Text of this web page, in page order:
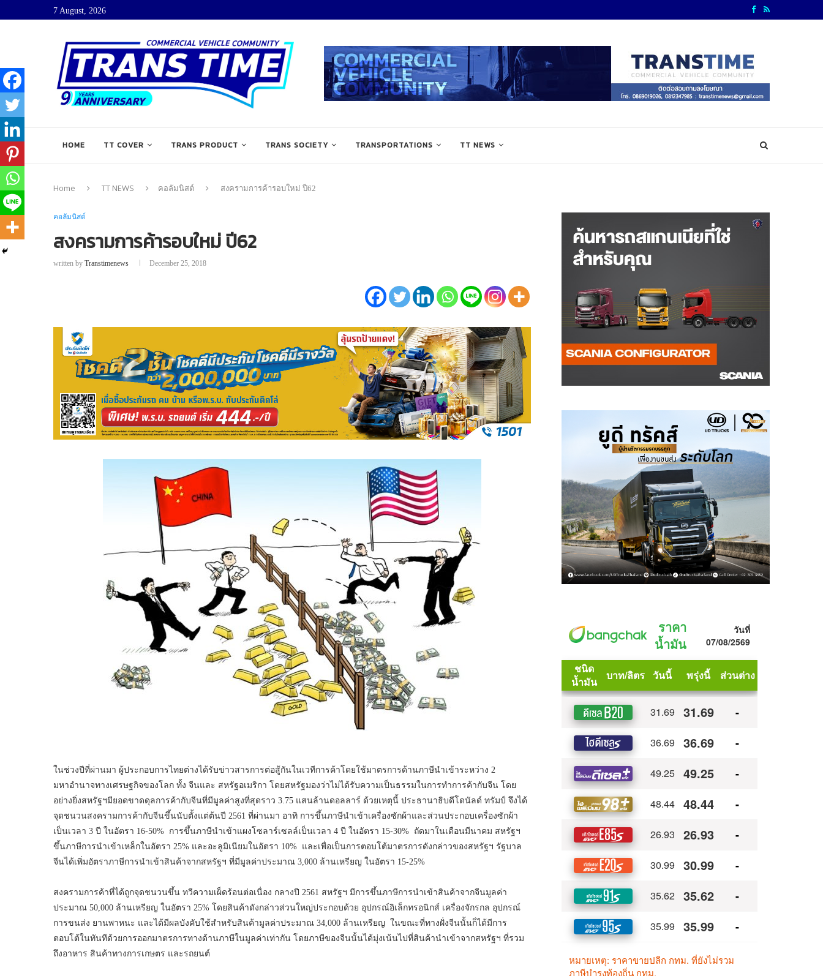
7 August, 2026
HOME TT COVER TRANS PRODUCT TRANS SOCIETY TRANSPORTATIONS TT NEWS
Home TT NEWS คอลัมนิสต์ สงครามการค้ารอบใหม่ ปี62
คอลัมนิสต์
สงครามการค้ารอบใหม่ ปี62
written by Transtimenews December 25, 2018
ในช่วงปีที่ผ่านมา ผู้ประกอบการไทยต่างได้รับข่าวสารการต่อสู้กันในเวทีการค้าโดยใช้มาตรการด้านภาษีนำเข้าระหว่าง 2
มหาอำนาจทางเศรษฐกิจของโลก ทั้ง จีนและ สหรัฐอเมริกา โดยสหรัฐมองว่าไม่ได้รับความเป็นธรรมในการทำการค้ากับจีน โดย
อย่างยิ่งสหรัฐฯมียอดขาดดุลการค้ากับจีนที่มีมูลค่าสูงที่สุดราว 3.75 แสนล้านดอลลาร์ ด้วยเหตุนี้ ประธานาธิบดีโดนัลด์ ทรัมป์ จึงได้
จุดชนวนสงครามการค้ากับจีนขึ้นนับตั้งแต่ต้นปี 2561 ที่ผ่านมา อาทิ การขึ้นภาษีนำเข้าเครื่องซักผ้าและส่วนประกอบเครื่องซักผ้า
เป็นเวลา 3 ปี ในอัตรา 16-50% การขึ้นภาษีนำเข้าแผงโซลาร์เซลล์เป็นเวลา 4 ปี ในอัตรา 15-30% ถัดมาในเดือนมีนาคม สหรัฐฯ
ขึ้นภาษีการนำเข้าเหล็กในอัตรา 25% และอะลูมิเนียมในอัตรา 10% และเพื่อเป็นการตอบโต้มาตรการดังกล่าวของสหรัฐฯ รัฐบาล
จีนได้เพิ่มอัตราภาษีการนำเข้าสินค้าจากสหรัฐฯ ที่มีมูลค่าประมาณ 3,000 ล้านเหรียญ ในอัตรา 15-25%
สงครามการค้าที่ได้ถูกจุดชนวนขึ้น ทวีความเผ็ดร้อนต่อเนื่อง กลางปี 2561 สหรัฐฯ มีการขึ้นภาษีการนำเข้าสินค้าจากจีนมูลค่า
ประมาณ 50,000 ล้านเหรียญ ในอัตรา 25% โดยสินค้าดังกล่าวส่วนใหญ่ประกอบด้วย อุปกรณ์อิเล็กทรอนิกส์ เครื่องจักรกล อุปกรณ์
การขนส่ง ยานพาหนะ และได้มีผลบังคับใช้สำหรับสินค้ามูลค่าประมาณ 34,000 ล้านเหรียญ ในขณะที่ทางฝั่งจีนนั้นก็ได้มีการ
ตอบโต้ในทันทีด้วยการออกมาตรการทางด้านภาษีในมูลค่าเท่ากัน โดยภาษีของจีนนั้นได้มุ่งเน้นไปที่สินค้านำเข้าจากสหรัฐฯ ที่รวม
ถึงอาหาร สินค้าทางการเกษตร และรถยนต์